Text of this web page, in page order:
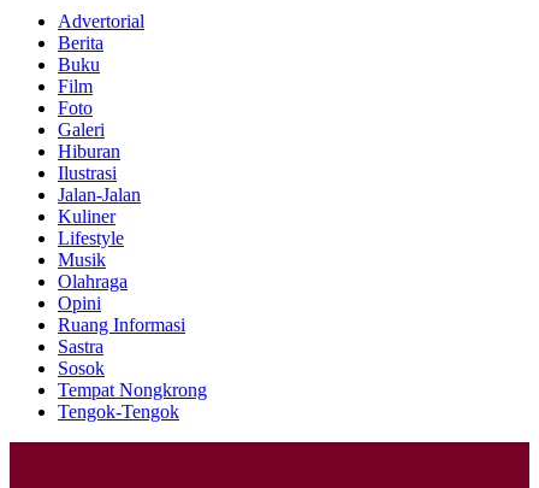
Advertorial
Berita
Buku
Film
Foto
Galeri
Hiburan
Ilustrasi
Jalan-Jalan
Kuliner
Lifestyle
Musik
Olahraga
Opini
Ruang Informasi
Sastra
Sosok
Tempat Nongkrong
Tengok-Tengok